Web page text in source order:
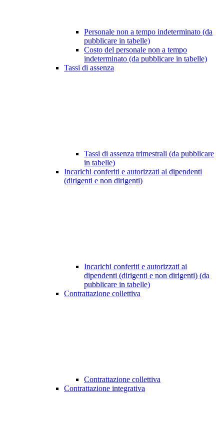
Personale non a tempo indeterminato (da
pubblicare in tabelle)
Costo del personale non a tempo
indeterminato (da pubblicare in tabelle)
Tassi di assenza
Tassi di assenza trimestrali (da pubblicare
in tabelle)
Incarichi conferiti e autorizzati ai dipendenti
(dirigenti e non dirigenti)
Incarichi conferiti e autorizzati ai
dipendenti (dirigenti e non dirigenti) (da
pubblicare in tabelle)
Contrattazione collettiva
Contrattazione collettiva
Contrattazione integrativa